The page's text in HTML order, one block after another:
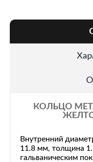
КОЛЬЦО
Внутренний
11.8 мм, толщина
гальваническим